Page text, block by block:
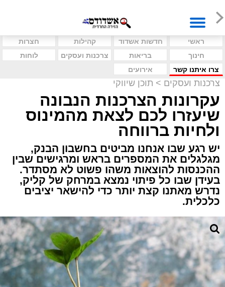
ראשי חדשות אשדוד קהילות
חצרות
חינוך
בריאות צרכנות ועסקים
לוחות
צרו איתנו קשר
אירועים
צרכנות ועסקים > תוכן שיווקי
עקרונות הצרכנות הנבונה
שיעזרו לכם לצאת מהמינוס
ולחיות ברווחה
יש רגע שבו אנחנו מביטים בחשבון הבנק,
מגלגלים את המספרים בראש ומרגישים שבין
ההכנסות להוצאות משהו פשוט לא מסתדר.
בעידן שבו כל פיתוי נמצא במרחק של קליק,
נדרש מאתנו קצת יותר כדי להישאר יציבים
כלכלית.